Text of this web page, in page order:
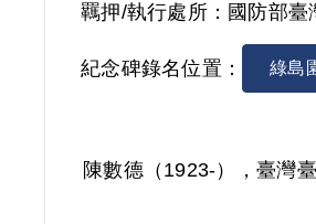
羈押/執行處所： 國防部臺
紀念碑錄名位置： 綠島
陳數德（1923-），臺灣臺